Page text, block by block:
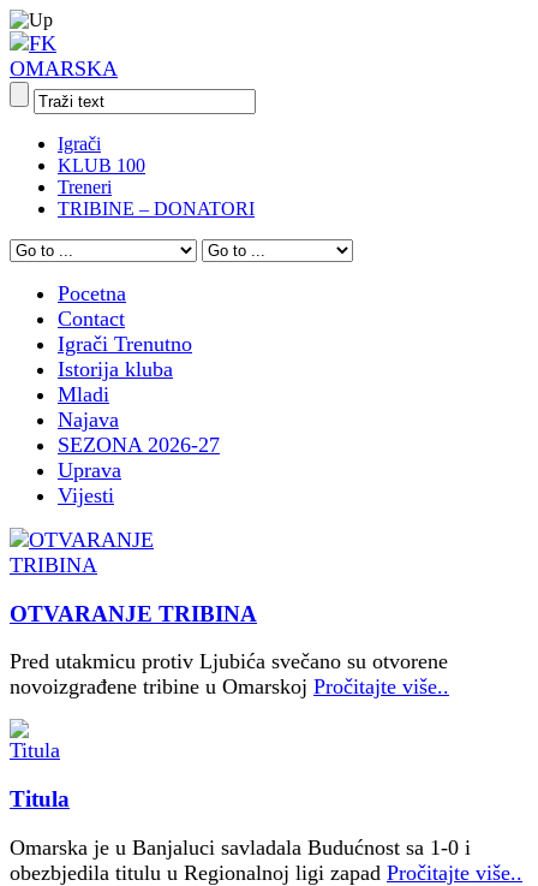
Igrači
KLUB 100
Treneri
TRIBINE – DONATORI
Pocetna
Contact
Igrači Trenutno
Istorija kluba
Mladi
Najava
SEZONA 2026-27
Uprava
Vijesti
OTVARANJE TRIBINA
Pred utakmicu protiv Ljubića svečano su otvorene
novoizgrađene tribine u Omarskoj Pročitajte više..
Titula
Omarska je u Banjaluci savladala Budućnost sa 1-0 i
obezbjedila titulu u Regionalnoj ligi zapad Pročitajte više..